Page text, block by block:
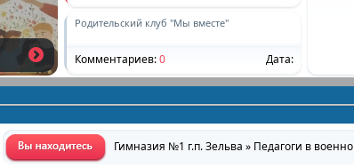
Родительский клуб "Мы вместе"
Комментариев:0 Дата:
График факультативных занятий и занятий
по интересам
Комментариев:0 Дата:
Сохраним ребенку жизнь
Гимназия №1 г.п. Зельва » Педагоги в